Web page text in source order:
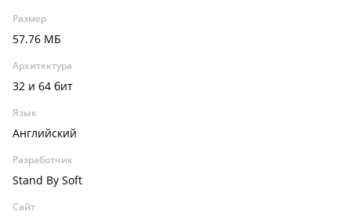
Размер
57.76 МБ
Архитектура
32 и 64 бит
Язык
Английский
Разработчик
Stand By Soft
Сайт